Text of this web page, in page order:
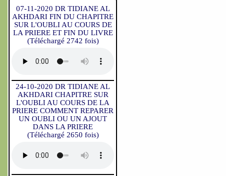
07-11-2020 DR TIDIANE AL
AKHDARI FIN DU CHAPITRE
SUR L'OUBLI AU COURS DE
LA PRIERE ET FIN DU LIVRE
(Téléchargé 2742 fois)
24-10-2020 DR TIDIANE AL
AKHDARI CHAPITRE SUR
L'OUBLI AU COURS DE LA
PRIERE COMMENT REPARER
UN OUBLI OU UN AJOUT
DANS LA PRIERE
(Téléchargé 2650 fois)